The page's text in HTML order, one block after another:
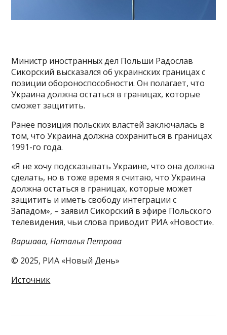
Министр иностранных дел Польши Радослав
Сикорский высказался об украинских границах с
позиции обороноспособности. Он полагает, что
Украина должна остаться в границах, которые
сможет защитить.
Ранее позиция польских властей заключалась в
том, что Украина должна сохраниться в границах
1991-го года.
«Я не хочу подсказывать Украине, что она должна
сделать, но в тоже время я считаю, что Украина
должна остаться в границах, которые может
защитить и иметь свободу интеграции с
Западом», – заявил Сикорский в эфире Польского
телевидения, чьи слова приводит РИА «Новости».
Варшава, Наталья Петрова
© 2025, РИА «Новый День»
Источник